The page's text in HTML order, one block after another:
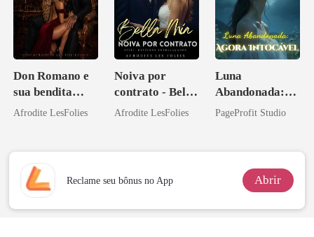
Don Romano e
sua bendita
ruína
Afrodite LesFolies
Noiva por
contrato - Bella
Mia
Afrodite LesFolies
Luna
Abandonada:
Agora Intocável
PageProfit Studio
Reclame seu bônus no App Abrir